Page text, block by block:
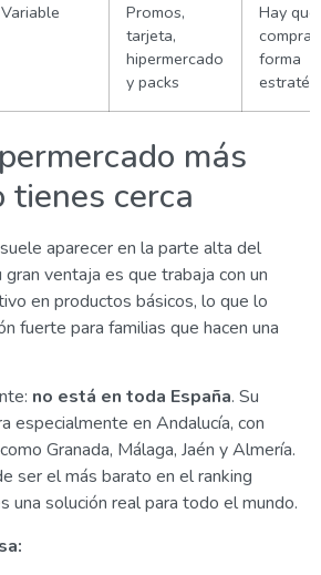
Variable
Promos,
tarjeta,
hipermercado
y packs
Hay que
forma
más
cerca
aparecer en la parte alta del
ventaja es que trabaja con un
en productos básicos, lo que lo
fuerte para familias que hacen una
no está en toda España. Su
especialmente en Andalucía, con
Granada, Málaga, Jaén y Almería.
ser el más barato en el ranking
una solución real para todo el mundo.